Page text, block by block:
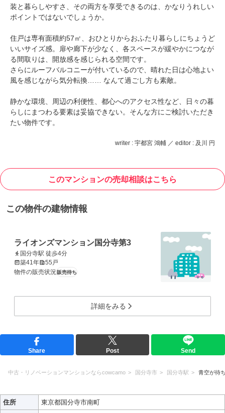
装と暮らしやすさ、その両方を享受できるのは、かなりうれしい
ポイントではないでしょうか。
住戸は専有面積約57㎡、おひとりからおふたり暮らしにちょうど
いいサイズ感。扉や廊下が少なく、各スペースが緩やかにつなが
る間取りは、開放感を感じられる空間です。
さらにルーフバルコニーが付いているので、晴れた日は心地よい
風を感じながら気分転換…… なんて過ごし方も素敵。
静かな環境、周辺の利便性、都心へのアクセス性など、日々の暮
らしにまつわる要素は妥協できない。そんな方にご検討いただき
たい物件です。
writer : 宇都宮 鴻輔 ／ editor : 及川 円
このマンションの売却相談はこちら
この物件の建物情報
ライオンズマンション国分寺第3
国分寺駅 徒歩4分
築41年
55戸
物件の販売状況販売待ち
詳細をみる
Share Post Send
中古・リノベーションマンションならcowcamo 国分寺市 国分寺駅 青空が待
住所
東京都国分寺市南町